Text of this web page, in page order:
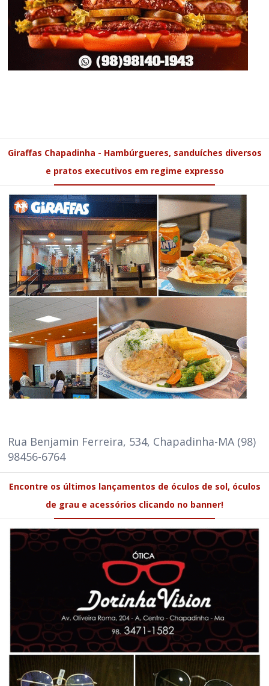
Giraffas Chapadinha - Hambúrgueres, sanduíches diversos
e pratos executivos em regime expresso
Rua Benjamin Ferreira, 534, Chapadinha-MA (98)
98456-6764
Encontre os últimos lançamentos de óculos de sol, óculos
de grau e acessórios clicando no banner!